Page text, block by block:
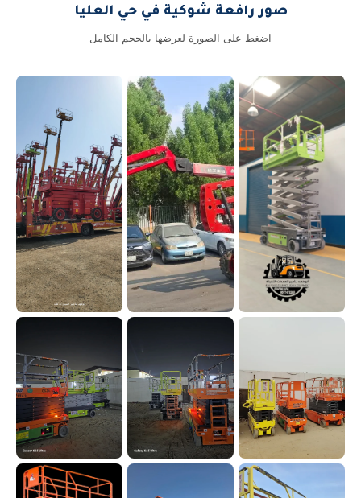
صور رافعة شوكية في حي العليا
اضغط على الصورة لعرضها بالحجم الكامل